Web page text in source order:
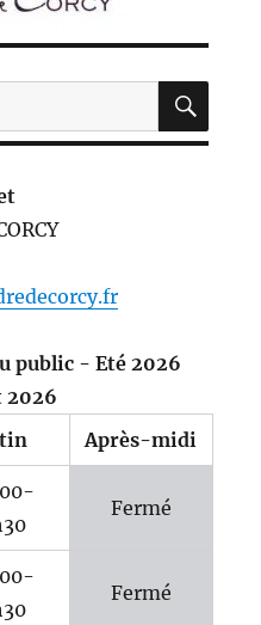
public - Eté 2026
2026
Après-midi
Fermé
Fermé